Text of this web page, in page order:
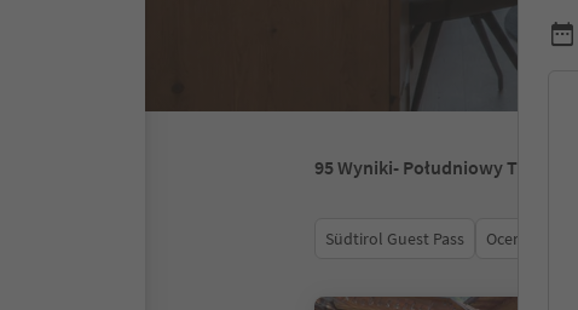
95Wyniki- Południowy Tyrol
Südtirol Guest Pass Ocena